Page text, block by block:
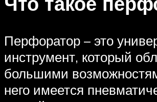
Перфоратор – это
инструмент, который
большими
него имеется